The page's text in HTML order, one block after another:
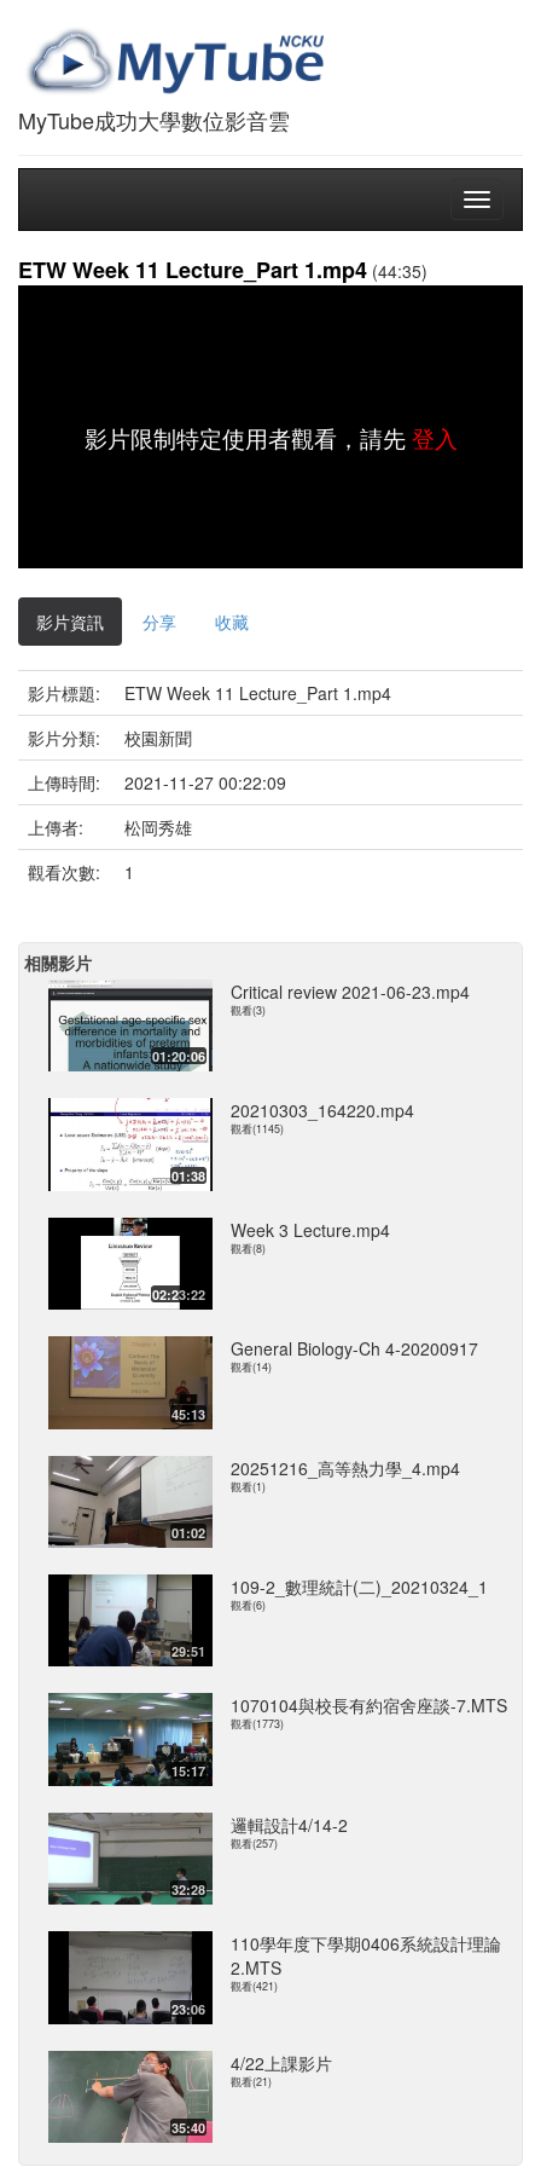
MyTube成功大學數位影音雲
Toggle
ETW Week 11 Lecture_Part 1.mp4 (44:35)
影片限制特定使用者觀看，請先登入
影片資訊 分享 收藏
影片標題:
ETW Week 11 Lecture_Part 1.mp4
影片分類:
校園新聞
上傳時間:
2021-11-27 00:22:09
上傳者:
松岡秀雄
觀看次數:
1
相關影片
01:20:06
Critical review 2021-06-23.mp4
觀看(3)
01:38
20210303_164220.mp4
觀看(1145)
02:23:22
Week 3 Lecture.mp4
觀看(8)
45:13
General Biology-Ch 4-20200917
觀看(14)
01:02
20251216_高等熱力學_4.mp4
觀看(1)
29:51
109-2_數理統計(二)_20210324_1
觀看(6)
15:17
1070104與校長有約宿舍座談-7.MTS
觀看(1773)
32:28
邏輯設計4/14-2
觀看(257)
23:06
110學年度下學期0406系統設計理論
2.MTS
觀看(421)
35:40
4/22上課影片
觀看(21)